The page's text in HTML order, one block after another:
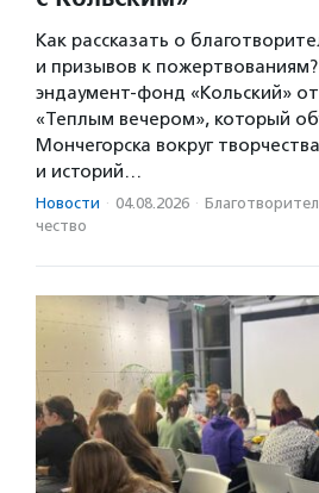
Как рассказать о
и призывов к
эндаумент-фонд «Кольский»
«Теплым вечером», который
Мончегорска вокруг
и историй…
Новости · 04.08.2026 ·
чест­во